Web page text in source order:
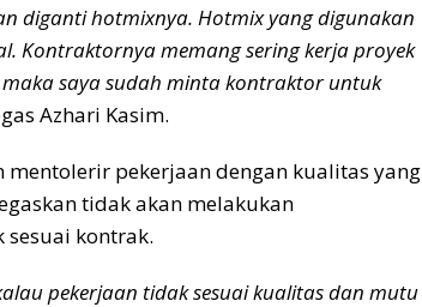
diganti hotmixnya. Hotmix yang digunakan
Kontraktornyamemang sering kerja proyek
maka saya sudah minta kontraktor untuk
Azhari Kasim.
mentolerir pekerjaan dengan kualitas yang
tidak akan melakukan
kontrak.
pekerjaan tidak sesuai kualitas dan mutu